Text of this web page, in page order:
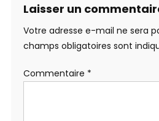
Laisser un
Votre adresse e-mail ne sera
champs obligatoires sont
Commentaire *